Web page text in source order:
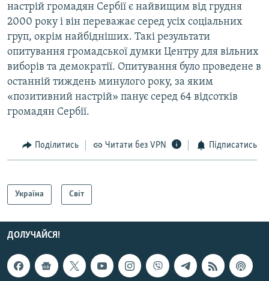
настрій громадян Сербії є найвищим від грудня
2000 року і він переважає серед усіх соціальних
груп, окрім найбідніших. Такі результати
опитування громадської думки Центру для вільних
виборів та демократії. Опитування було проведене в
останній тиждень минулого року, за яким
«позитивний настрій» панує серед 64 відсотків
громадян Сербії.
Поділитись Читати без VPN Підписатись
Україна Світ
ДОЛУЧАЙСЯ!